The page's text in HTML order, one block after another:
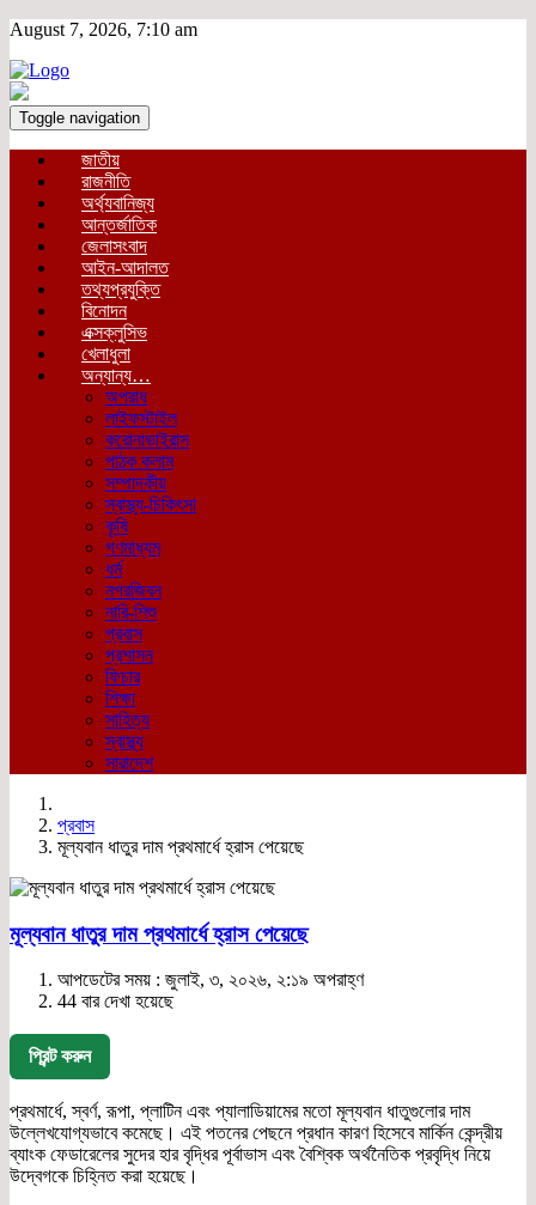
August 7, 2026, 7:10 am
Toggle navigation
জাতীয়
রাজনীতি
অর্থ্যবানিজ্য
আন্তর্জাতিক
জেলাসংবাদ
আইন-আদালত
তথ্যপ্রযুক্তি
বিনোদন
এক্সক্লুসিভ
খেলাধুলা
অন্যান্য…
অপরাধ
লাইফস্টাইল
করোনাভাইরাস
পাঠক কলাম
সম্পাদকীয়
স্বাস্থ্য-চিকিৎসা
কৃষি
গণমাধ্যম
ধর্ম
নগরজিবন
নারি-শিশু
প্রবাস
প্রশাসন
ফিচার
শিক্ষা
সাহিত্য
স্বাস্থ্য
সারাদেশ
প্রবাস
মূল্যবান ধাতুর দাম প্রথমার্ধে হ্রাস পেয়েছে
মূল্যবান ধাতুর দাম প্রথমার্ধে হ্রাস পেয়েছে
আপডেটের সময় : জুলাই, ৩, ২০২৬, ২:১৯ অপরাহ্ণ
44 বার দেখা হয়েছে
প্রিন্ট করুন
প্রথমার্ধে, স্বর্ণ, রূপা, প্লাটিন এবং প্যালাডিয়ামের মতো মূল্যবান ধাতুগুলোর দাম
উল্লেখযোগ্যভাবে কমেছে। এই পতনের পেছনে প্রধান কারণ হিসেবে মার্কিন কেন্দ্রীয়
ব্যাংক ফেডারেলের সুদের হার বৃদ্ধির পূর্বাভাস এবং বৈশ্বিক অর্থনৈতিক প্রবৃদ্ধি নিয়ে
উদ্বেগকে চিহ্নিত করা হয়েছে।